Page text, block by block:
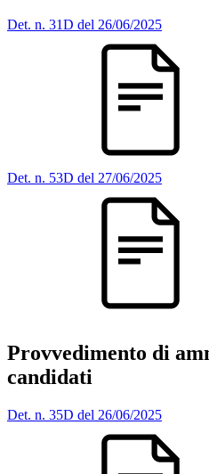
Det. n. 31D del 26/06/2025
Det. n. 53D del 27/06/2025
Provvedimento di
candidati
Det. n. 35D del 26/06/2025